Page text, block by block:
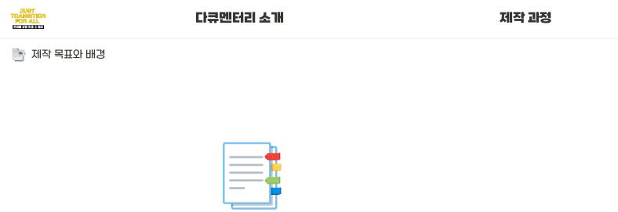
다큐멘터리 소개 제작 과정
제작 목표와 배경
공동제작 및 후원단체 관련기사
📑